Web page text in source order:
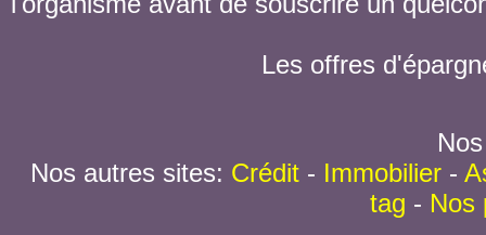
Les offres
Nos autres sites: Crédit- Immobilier-
tag - Nos